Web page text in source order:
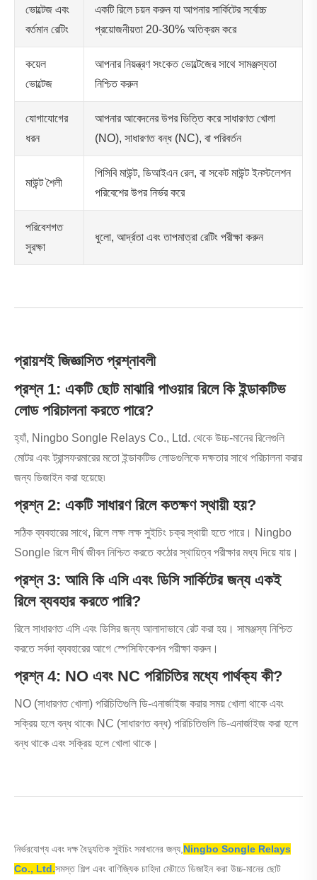
ভোল্টেজ এবং
বর্তমান রেটিং
একটি রিলে চয়ন করুন যা আপনার সার্কিটের সর্বোচ্চ
প্রয়োজনীয়তা 20-30% অতিক্রম করে
কয়েল
ভোল্টেজ
আপনার নিয়ন্ত্রণ সংকেত ভোল্টেজের সাথে সামঞ্জস্যতা
নিশ্চিত করুন
যোগাযোগের
ধরন
আপনার আবেদনের উপর ভিত্তি করে সাধারণত খোলা
(NO), সাধারণত বন্ধ (NC), বা পরিবর্তন
মাউন্ট শৈলী
পিসিবি মাউন্ট, ডিআইএন রেল, বা সকেট মাউন্ট ইনস্টলেশন
পরিবেশের উপর নির্ভর করে
পরিবেশগত
সুরক্ষা
ধুলো, আর্দ্রতা এবং তাপমাত্রা রেটিং পরীক্ষা করুন
প্রায়শই জিজ্ঞাসিত প্রশ্নাবলী
প্রশ্ন 1: একটি ছোট মাঝারি পাওয়ার রিলে কি ইন্ডাকটিভ
লোড পরিচালনা করতে পারে?
হ্যাঁ, Ningbo Songle Relays Co., Ltd. থেকে উচ্চ-মানের রিলেগুলি
মোটর এবং ট্রান্সফরমারের মতো ইন্ডাকটিভ লোডগুলিকে দক্ষতার সাথে পরিচালনা করার
জন্য ডিজাইন করা হয়েছে৷
প্রশ্ন 2: একটি সাধারণ রিলে কতক্ষণ স্থায়ী হয়?
সঠিক ব্যবহারের সাথে, রিলে লক্ষ লক্ষ সুইচিং চক্র স্থায়ী হতে পারে। Ningbo
Songle রিলে দীর্ঘ জীবন নিশ্চিত করতে কঠোর স্থায়িত্ব পরীক্ষার মধ্য দিয়ে যায়।
প্রশ্ন 3: আমি কি এসি এবং ডিসি সার্কিটের জন্য একই
রিলে ব্যবহার করতে পারি?
রিলে সাধারণত এসি এবং ডিসির জন্য আলাদাভাবে রেট করা হয়। সামঞ্জস্য নিশ্চিত
করতে সর্বদা ব্যবহারের আগে স্পেসিফিকেশন পরীক্ষা করুন।
প্রশ্ন 4: NO এবং NC পরিচিতির মধ্যে পার্থক্য কী?
NO (সাধারণত খোলা) পরিচিতিগুলি ডি-এনার্জাইজ করার সময় খোলা থাকে এবং
সক্রিয় হলে বন্ধ থাকে৷ NC (সাধারণত বন্ধ) পরিচিতিগুলি ডি-এনার্জাইজ করা হলে
বন্ধ থাকে এবং সক্রিয় হলে খোলা থাকে।
নির্ভরযোগ্য এবং দক্ষ বৈদ্যুতিক সুইচিং সমাধানের জন্য, Ningbo Songle Relays
Co., Ltd.সমস্ত শিল্প এবং বাণিজ্যিক চাহিদা মেটাতে ডিজাইন করা উচ্চ-মানের ছোট